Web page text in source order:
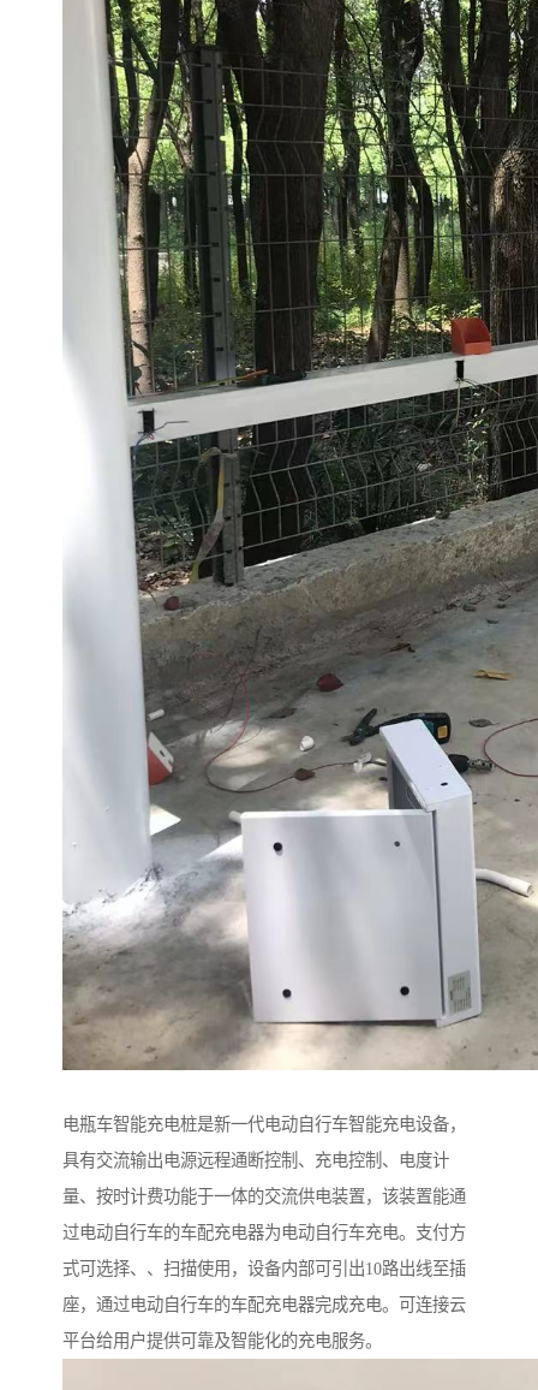
电瓶车智能充电桩是新一代电动自行车智能充电设备，
具有交流输出电源远程通断控制、充电控制、电度计
量、按时计费功能于一体的交流供电装置，该装置能通
过电动自行车的车配充电器为电动自行车充电。支付方
式可选择、、扫描使用，设备内部可引出10路出线至插
座，通过电动自行车的车配充电器完成充电。可连接云
平台给用户提供可靠及智能化的充电服务。